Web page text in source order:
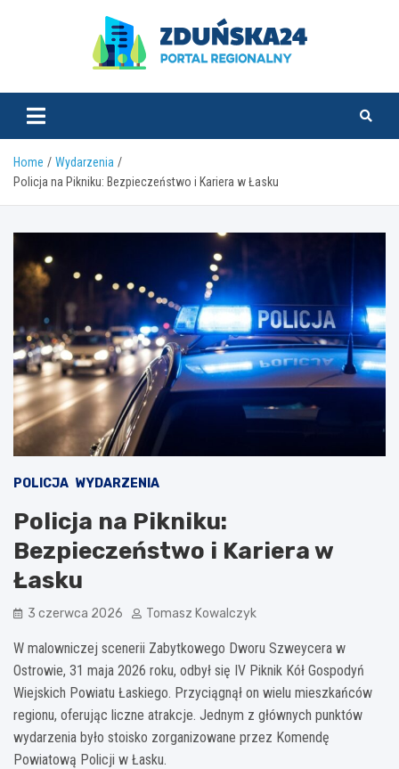
zdunska24.pl
Home
Wydarzenia
Policja na Pikniku: Bezpieczeństwo i Kariera w Łasku
POLICJA WYDARZENIA
Policja na Pikniku:
Bezpieczeństwo i Kariera w
Łasku
3 czerwca 2026 Tomasz Kowalczyk
W malowniczej scenerii Zabytkowego Dworu Szweycera w
Ostrowie, 31 maja 2026 roku, odbył się IV Piknik Kół Gospodyń
Wiejskich Powiatu Łaskiego. Przyciągnął on wielu mieszkańców
regionu, oferując liczne atrakcje. Jednym z głównych punktów
wydarzenia było stoisko zorganizowane przez Komendę
Powiatową Policji w Łasku.